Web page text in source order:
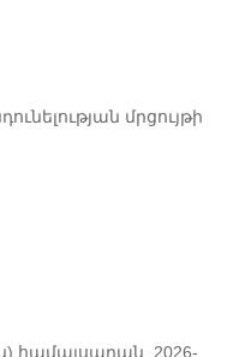
մրցույթի
համալսարան. 2026-